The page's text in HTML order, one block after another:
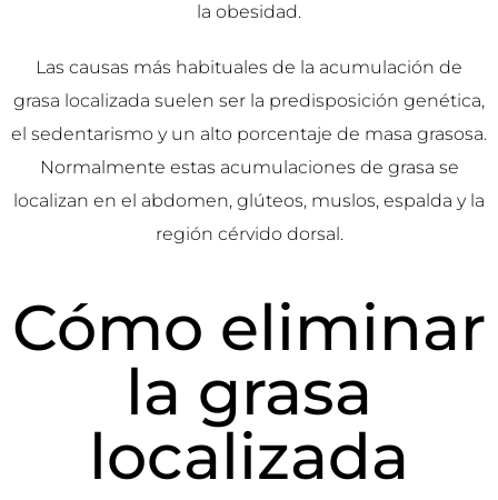
la obesidad.
Las causas más habituales de la acumulación de
grasa localizada suelen ser la predisposición genética,
el sedentarismo y un alto porcentaje de masa grasosa.
Normalmente estas acumulaciones de grasa se
localizan en el abdomen, glúteos, muslos, espalda y la
región cérvido dorsal.
Cómo eliminar
la grasa
localizada